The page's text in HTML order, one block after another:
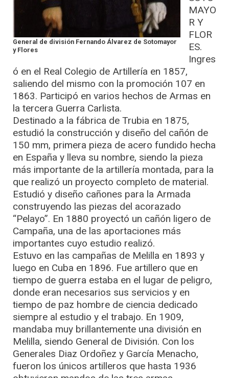
General de división Fernando Álvarez de Sotomayor
y Flores
MAYO
R Y
FLOR
ES.
Ingres
ó en el Real Colegio de Artillería en 1857,
saliendo del mismo con la promoción 107 en
1863. Participó en varios hechos de Armas en
la tercera Guerra Carlista.
Destinado a la fábrica de Trubia en 1875,
estudió la construcción y diseño del cañón de
150 mm, primera pieza de acero fundido hecha
en España y lleva su nombre, siendo la pieza
más importante de la artillería montada, para la
que realizó un proyecto completo de material.
Estudió y diseño cañones para la Armada
construyendo las piezas del acorazado
“Pelayo”. En 1880 proyectó un cañón ligero de
Campaña, una de las aportaciones más
importantes cuyo estudio realizó.
Estuvo en las campañas de Melilla en 1893 y
luego en Cuba en 1896. Fue artillero que en
tiempo de guerra estaba en el lugar de peligro,
donde eran necesarios sus servicios y en
tiempo de paz hombre de ciencia dedicado
siempre al estudio y el trabajo. En 1909,
mandaba muy brillantemente una división en
Melilla, siendo General de División. Con los
Generales Diaz Ordoñez y García Menacho,
fueron los únicos artilleros que hasta 1936